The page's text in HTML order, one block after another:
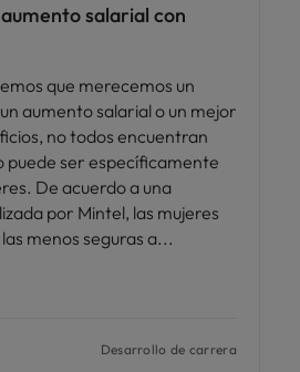
salarial con
que merecemos un
aumento salarial o un mejor
no todos encuentran
puede ser específicamente
De acuerdo a una
por Mintel, las mujeres
menos seguras a
Desarrollo de carrera